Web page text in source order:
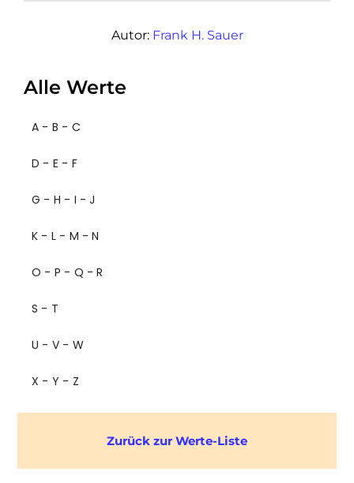
Autor: Frank H. Sauer
Alle Werte
A - B - C
D - E - F
G - H - I - J
K - L - M - N
O - P - Q - R
S - T
U - V - W
X - Y - Z
Zurück zur Werte-Liste